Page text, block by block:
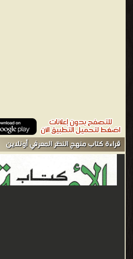
أمل، ويدلل على أن التخلف ليس قدرا لا
الحسان شهيد - ❰ له مجموعة من الإنجازات
النظر المعرفي ❝ الناشرين : ❞ إدارة البحوث
من كتب المكتبات وطرق البحث - مكتبة
قراءة كتاب منهج النظر المعرفي أونلاين